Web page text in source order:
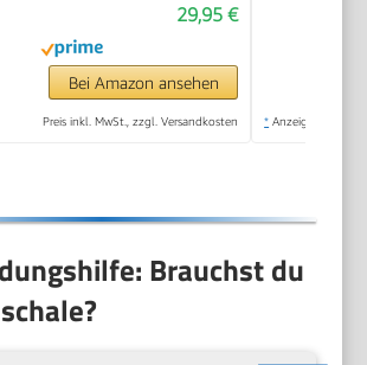
Rädern – Schwarz –
Outdoor Grill für
Garten & Terrasse
29,95 €
Bei Amazon ansehen
Preis inkl. MwSt., zzgl. Versandkosten * Anzeige
Brauchst du